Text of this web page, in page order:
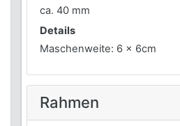
ca. 40 mm
Details
Maschenweite: 6 x 6cm
Rahmen